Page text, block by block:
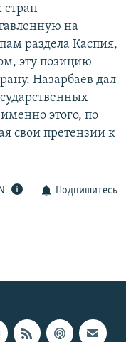
стран
на
раздела Каспия,
эту позицию
Назарбаев дал
этого, по
свои претензии к
Подпишитесь